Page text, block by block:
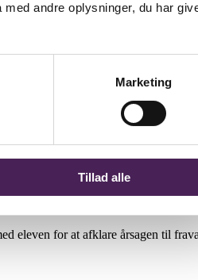
andre oplysninger, du har
Marketing
Tillad alle
grundet ferie i undervisningstiden
godkendte aktiviteter, vil fravær
ikke har kunnet deltage i .
Lectio for hver enkelt lektion eller
evalueringens start. Der vil
Det er ALTID eleven,
eleven for at afklare årsagen til